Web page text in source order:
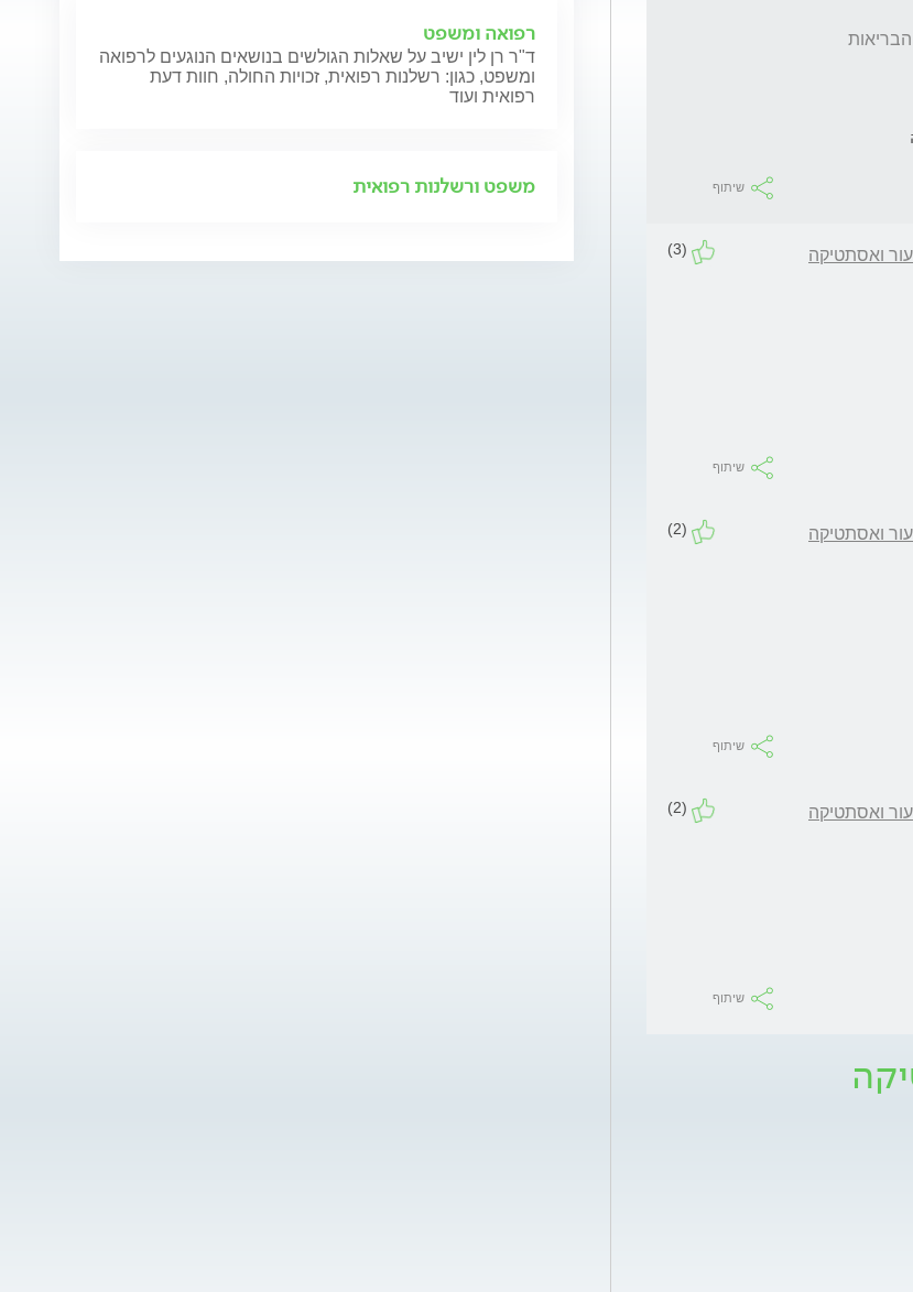
שיתוף
ואסתטיקה
(3)
שיתוף
ואסתטיקה
(2)
שיתוף
ואסתטיקה
(2)
שיתוף
רפואה ומשפט
ד"ר רן לין ישיב על שאלות הגולשים בנושאים הנוגעים לרפואה
ומשפט, כגון: רשלנות רפואית, זכויות החולה, חוות דעת
רפואית ועוד
משפט ורשלנות רפואית